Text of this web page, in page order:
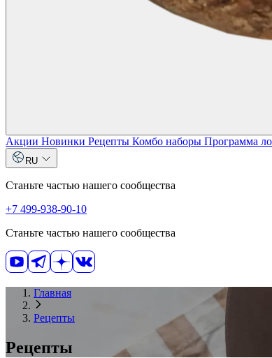
Акции Новинки Рецепты Комбо наборы Программа
RU
Станьте частью нашего сообщества
+7 499-938-90-10
Станьте частью нашего сообщества
Главная
Рецепты
Рецепты